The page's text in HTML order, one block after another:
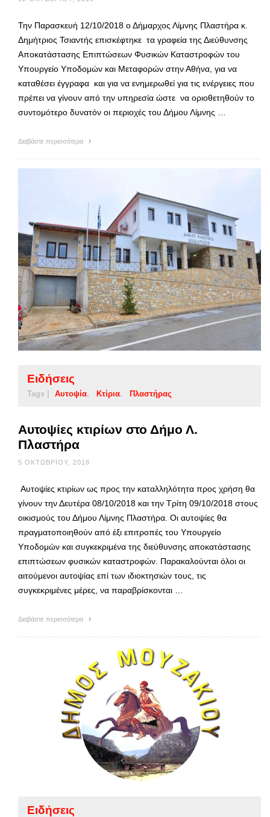
Την Παρασκευή 12/10/2018 ο Δήμαρχος Λίμνης Πλαστήρα κ.
Δημήτριος Τσιαντής επισκέφτηκε τα γραφεία της Διεύθυνσης
Αποκατάστασης Επιπτώσεων Φυσικών Καταστροφών του
Υπουργείο Υποδομών και Μεταφορών στην Αθήνα, για να
καταθέσει έγγραφα και για να ενημερωθεί για τις ενέργειες που
πρέπει να γίνουν από την υπηρεσία ώστε να οριοθετηθούν το
συντομότερο δυνατόν οι περιοχές του Δήμου Λίμνης …
Διαβάστε περισσότερα
Ειδήσεις
Tags | Αυτοψία Κτίρια Πλαστήρας
Αυτοψίες κτιρίων στο Δήμο Λ.
Πλαστήρα
5 ΟΚΤΩΒΡΊΟΥ, 2018
Αυτοψίες κτιρίων ως προς την καταλληλότητα προς χρήση θα
γίνουν την Δευτέρα 08/10/2018 και την Τρίτη 09/10/2018 στους
οικισμούς του Δήμου Λίμνης Πλαστήρα. Οι αυτοψίες θα
πραγματοποιηθούν από έξι επιτροπές του Υπουργείο
Υποδομών και συγκεκριμένα της διεύθυνσης αποκατάστασης
επιπτώσεων φυσικών καταστροφών. Παρακαλούνται όλοι οι
αιτούμενοι αυτοψίας επί των ιδιοκτησιών τους, τις
συγκεκριμένες μέρες, να παραβρίσκονται …
Διαβάστε περισσότερα
Ειδήσεις